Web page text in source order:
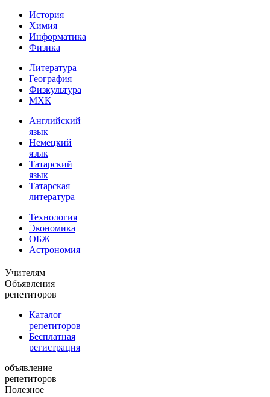
История
Химия
Информатика
Физика
Литература
География
Физкультура
МХК
Английский
язык
Немецкий
язык
Татарский
язык
Татарская
литература
Технология
Экономика
ОБЖ
Астрономия
Учителям
Объявления
репетиторов
Каталог
репетиторов
Бесплатная
регистрация
объявление
репетиторов
Полезное